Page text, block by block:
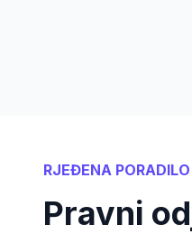
RJEĐENA
Pravni